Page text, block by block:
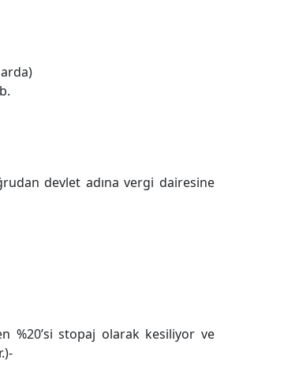
devlet adına vergi dairesine
%20’si stopaj olarak kesiliyor ve